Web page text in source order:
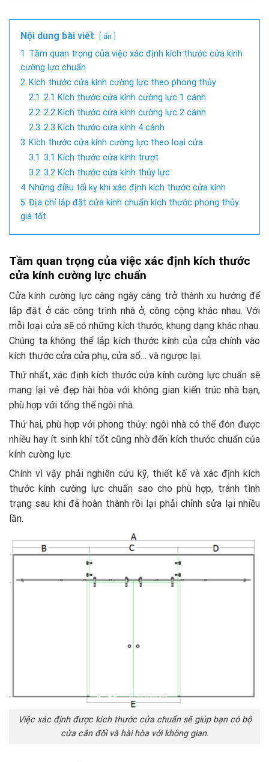
Nội dung bài viết ẩn
1 Tầm quan trọng của việc xác định kích thước cửa kính
cường lực chuẩn
2 Kích thước cửa kính cường lực theo phong thủy
2.1 2.1 Kích thước cửa kính cường lực 1 cánh
2.2 2.2 Kích thước cửa kính cường lực 2 cánh
2.3 2.3 Kích thước cửa kính 4 cánh
3 Kích thước cửa kính cường lực theo loại cửa
3.1 3.1 Kích thước cửa kính trượt
3.2 3.2 Kích thước cửa kính thủy lực
4 Những điều tối kỵ khi xác định kích thước cửa kính
5 Địa chỉ lắp đặt cửa kính chuẩn kích thước phong thủy
giá tốt
Tầm quan trọng của việc xác định kích thước
cửa kính cường lực chuẩn
Cửa kính cường lực càng ngày càng trở thành xu hướng để
lắp đặt ở các công trình nhà ở, công cộng khác nhau. Với
mỗi loại cửa sẽ có những kích thước, khung dạng khác nhau.
Chúng ta không thể lắp kích thước kính của cửa chính vào
kích thước cửa cửa phụ, cửa sổ… và ngược lại.
Thứ nhất, xác định kích thước cửa kính cường lực chuẩn sẽ
mang lại vẻ đẹp hài hòa với không gian kiến trúc nhà bạn,
phù hợp với tổng thể ngôi nhà.
Thứ hai, phù hợp với phong thủy: ngôi nhà có thể đón được
nhiều hay ít sinh khí tốt cũng nhờ đến kích thước chuẩn của
kính cường lực.
Chính vì vậy phải nghiên cứu kỹ, thiết kế và xác định kích
thước kính cường lực chuẩn sao cho phù hợp, tránh tình
trạng sau khi đã hoàn thành rồi lại phải chỉnh sửa lại nhiều
lần.
Việc xác định được kích thước cửa chuẩn sẽ giúp bạn có bộ
cửa cân đối và hài hòa với không gian.